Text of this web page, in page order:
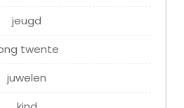
jeugd
twente
juwelen